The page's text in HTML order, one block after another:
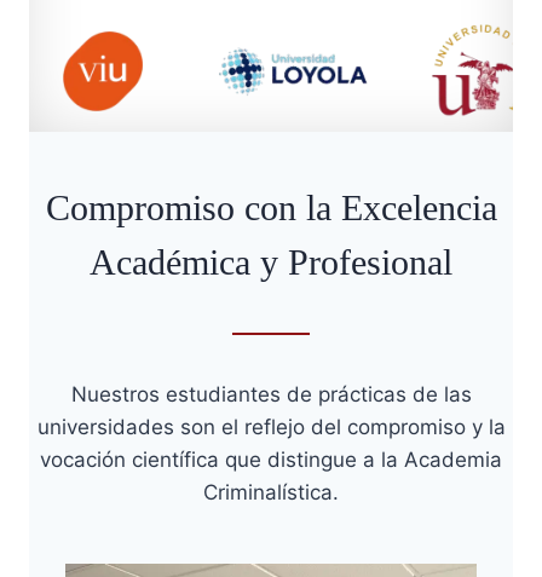
Compromiso con la Excelencia
Académica y Profesional
Nuestros estudiantes de prácticas de las
universidades son el reflejo del compromiso y la
vocación científica que distingue a la Academia
Criminalística.